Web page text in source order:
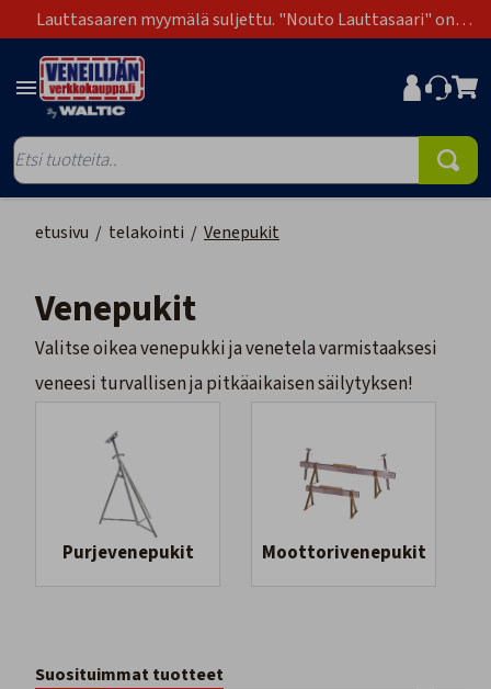
Lauttasaaren myymälä suljettu. "Nouto Lauttasaari" on
poistunut toimitustapavaihtoehdoista.
etusivu / telakointi / Venepukit
Venepukit
Valitse oikea venepukki ja venetela varmistaaksesi
veneesi turvallisen ja pitkäaikaisen säilytyksen!
Purjevenepukit Moottorivenepukit
Suosituimmat tuotteet